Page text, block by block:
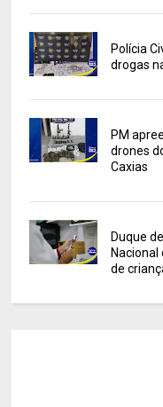
Polícia
drogas
PM
drones
Caxias
Duque
Nacional
de